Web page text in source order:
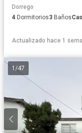
Dorrego
4 Dormitorios3 Baños
Actualizado hace 1
1/47